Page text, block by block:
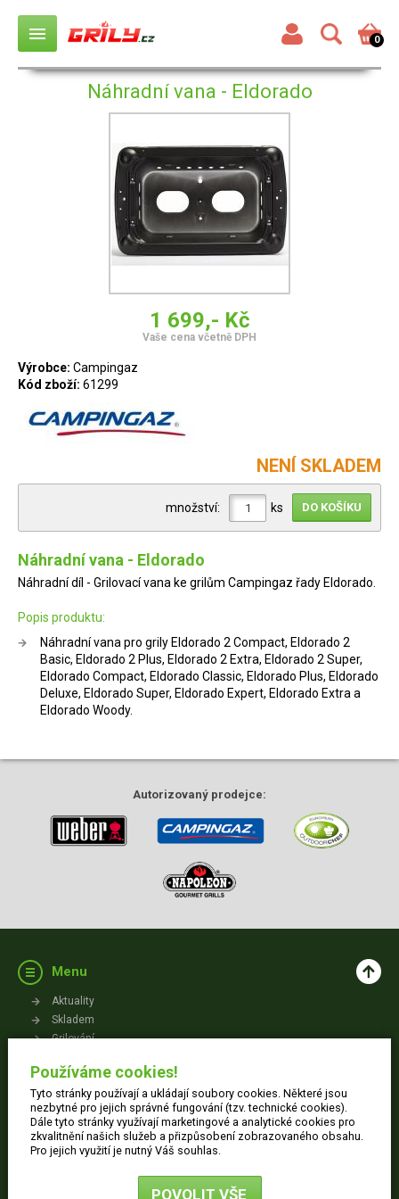
0
menu
Náhradní vana - Eldorado
1 699,- Kč
Vaše cena včetně DPH
Výrobce: Campingaz
Kód zboží: 61299
NENÍ SKLADEM
množství: ks
Náhradní vana - Eldorado
Náhradní díl - Grilovací vana ke grilům Campingaz řady Eldorado.
Popis produktu:
Náhradní vana pro grily Eldorado 2 Compact, Eldorado 2
Basic, Eldorado 2 Plus, Eldorado 2 Extra, Eldorado 2 Super,
Eldorado Compact, Eldorado Classic, Eldorado Plus, Eldorado
Deluxe, Eldorado Super, Eldorado Expert, Eldorado Extra a
Eldorado Woody.
Autorizovaný prodejce:
Menu
Aktuality
Skladem
Grilování
Kontakt
Vše o nákupu
Jak nakupovat
Obchodní podmínky
Dodací informace
Ochrana osobních údajů
Používáme cookies!
Tyto stránky používají a ukládají soubory cookies. Některé jsou
nezbytné pro jejich správné fungování (tzv. technické cookies).
Dále tyto stránky využívají marketingové a analytické cookies pro
zkvalitnění našich služeb a přizpůsobení zobrazovaného obsahu.
Pro jejich využití je nutný Váš souhlas.
POVOLIT VŠE